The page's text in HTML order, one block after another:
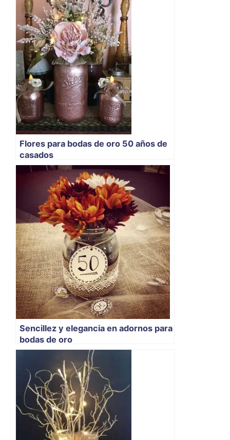
Flores para bodas de oro 50 años de
casados
Sencillez y elegancia en adornos para
bodas de oro